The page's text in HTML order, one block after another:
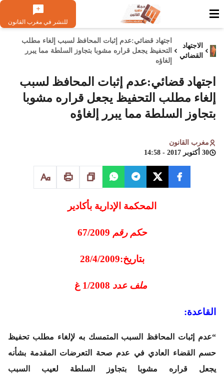
للنشر في مغرب القانون
الاجتهاد
القضائي
اجتهاد قضائي:عدم إثبات المحافظ لسبب إلغاء مطلب
التحفيظ يجعل قراره مشوبا بتجاوز السلطة مما يبرر
إلغاؤه
اجتهاد قضائي:عدم إثبات المحافظ لسبب
إلغاء مطلب التحفيظ يجعل قراره مشوبا
بتجاوز السلطة مما يبرر إلغاؤه
مغرب القانون
30 أكتوبر 2017 - 14:58
المحكمة الإدارية بأكادير
حكم رقم 67/2009
بتاريخ:28/4/2009
ملف عدد 1/2008 غ
القاعدة:
“عدم إثبات المحافظ السبب المتمسك به لإلغاء مطلب تحفيظ
حسم القضاء العادي في عدم صحة التعرضات المقدمة بشأنه
يجعل قراره مشوبا بتجاوز السلطة لعيب السبب